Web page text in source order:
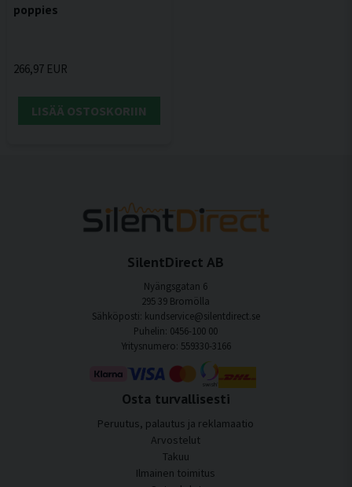
poppies
266,97 EUR
LISÄÄ OSTOSKORIIN
SilentDirect AB
Nyängsgatan 6
295 39 Bromölla
Sähköposti: kundservice@silentdirect.se
Puhelin: 0456-100 00
Yritysnumero: 559330-3166
Osta turvallisesti
Peruutus, palautus ja reklamaatio
Arvostelut
Takuu
Ilmainen toimitus